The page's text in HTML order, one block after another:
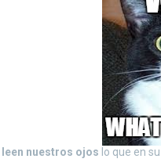
leen nuestros ojos lo que en